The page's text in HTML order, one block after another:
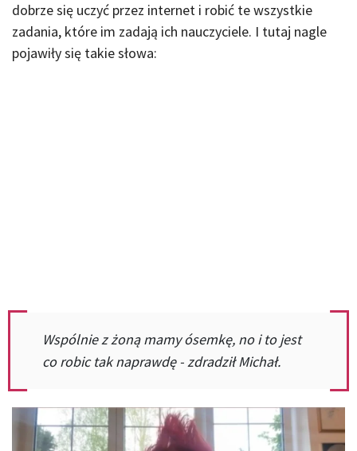
dobrze się uczyć przez internet i robić te wszystkie
zadania, które im zadają ich nauczyciele. I tutaj nagle
pojawiły się takie słowa:
Wspólnie z żoną mamy ósemkę, no i to jest
co robic tak naprawdę - zdradził Michał.